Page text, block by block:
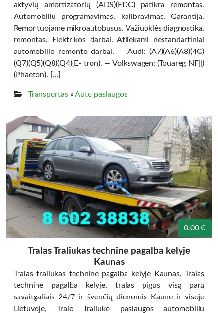
aktyvių amortizatorių (ADS)(EDC) patikra remontas.
Automobiliu programavimas, kalibravimas. Garantija.
Remontuojame mikroautobusus. Važiuoklės diagnostika,
remontas. Elektrikos darbai. Atliekami nestandartiniai
automobilio remonto darbai. — Audi: (A7)(A6)(A8)(4G)
(Q7)(Q5)(Q8)(Q4)(E- tron). — Volkswagen: (Touareg NF||)
(Phaeton). […]
Transportas » Auto paslaugos
0.00 €
Tralas Traliukas technine pagalba kelyje
Kaunas
Tralas traliukas technine pagalba kelyje Kaunas, Tralas
technine pagalba kelyje, tralas pigus visą parą
savaitgaliais 24/7 ir švenčių dienomis Kaune ir visoje
Lietuvoje, Tralo Traliuko paslaugos automobiliu